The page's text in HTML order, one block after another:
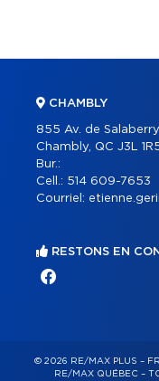
CHAMBLY
855 Av. de
Chambly, QC J3L
Bur.:
Cell.: 514 609-7653
Courriel:
RESTONS EN
© 2026 RE/MAX PLUS –
RE/MAX QUÉBEC –